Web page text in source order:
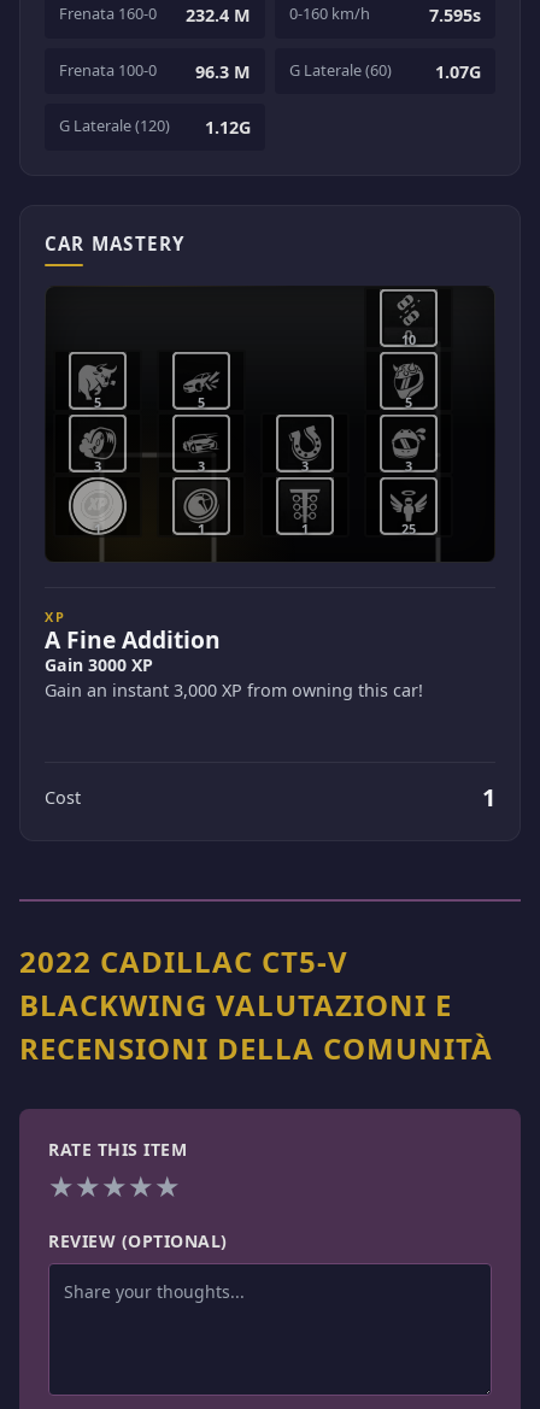
Frenata 160-0 232.4 M 0-160 km/h 7.595s
Frenata 100-0 96.3 M G Laterale (60) 1.07G
G Laterale (120) 1.12G
CAR MASTERY
1 1 1 25
3 3 3 3
5 5 5
10
XP
A Fine Addition
Gain 3000 XP
Gain an instant 3,000 XP from owning this car!
Cost 1
2022 CADILLAC CT5-V
BLACKWING VALUTAZIONI E
RECENSIONI DELLA COMUNITÀ
RATE THIS ITEM
★★★★★
REVIEW (OPTIONAL)